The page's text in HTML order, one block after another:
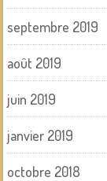
septembre 2019
août 2019
juin 2019
janvier 2019
octobre 2018